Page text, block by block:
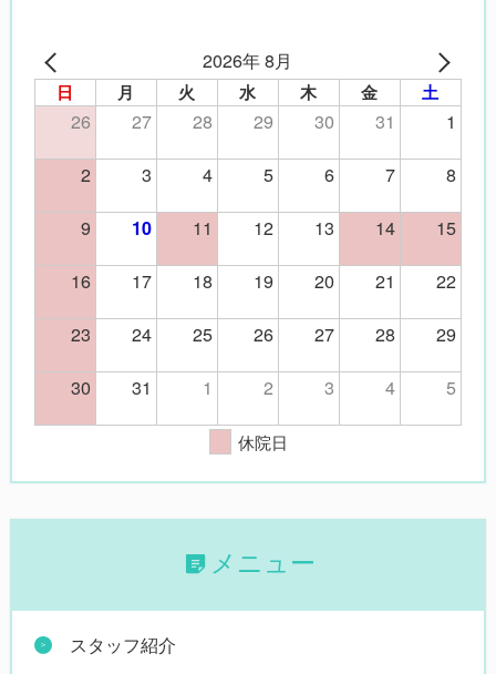
2026年 8月
日 月 火 水 木 金 土
26 27 28 29 30 31
1
2
3 4 5 6 7
8
9
10 11 12 13 14
15
16
17 18 19 20 21
22
23
24 25 26 27 28
29
30
31 1 2 3 4 5
休院日
メニュー
スタッフ紹介